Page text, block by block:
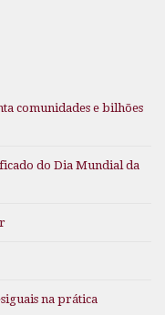
comunidades e bilhões
do Dia Mundial da
na prática